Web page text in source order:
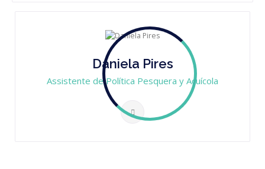
Daniela Pires
Assistente de Política Pesquera y Acuícola